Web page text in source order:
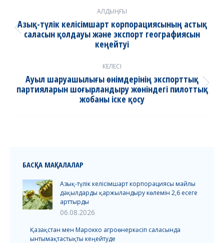
navigation
АЛДЫҢҒЫ
Previous
post:
Азық-түлік келісімшарт корпорациясының астық
саласын қолдауы және экспорт географиясын
кеңейтуі
КЕЛЕСІ
Next
post:
Ауыл шаруашылығы өнімдерінің экспорттық
партияларын шоғырландыру жөніндегі пилоттық
жобаны іске қосу
БАСҚА МАҚАЛАЛАР
Азық-түлік келісімшарт корпорациясы майлы
дақылдарды қаржыландыру көлемін 2,6 есеге
арттырды
06.08.2026
Қазақстан мен Марокко агроөнеркәсіп саласында
ынтымақтастықты кеңейтуде